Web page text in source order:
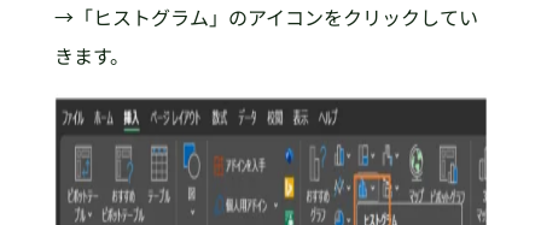
→「ヒストグラム」のアイコンをクリックしてい
きます。